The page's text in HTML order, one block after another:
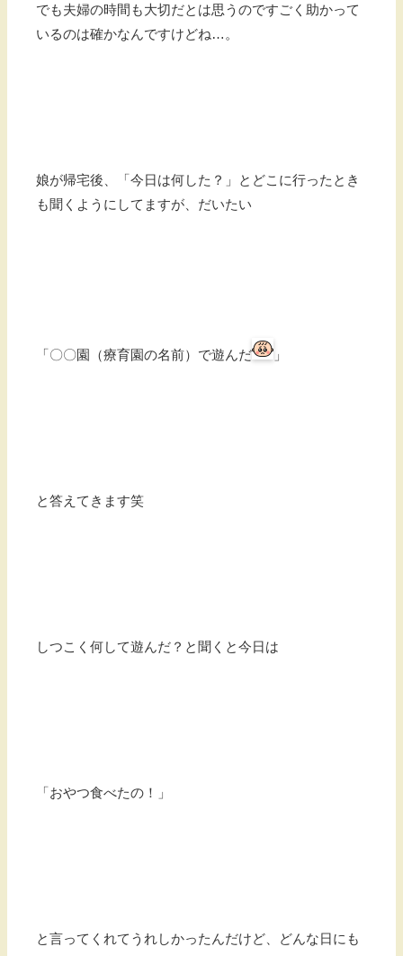
でも夫婦の時間も大切だとは思うのですごく助かって
いるのは確かなんですけどね…。
娘が帰宅後、「今日は何した？」とどこに行ったとき
も聞くようにしてますが、だいたい
「〇〇園（療育園の名前）で遊んだ 」
と答えてきます笑
しつこく何して遊んだ？と聞くと今日は
「おやつ食べたの！」
と言ってくれてうれしかったんだけど、どんな日にも